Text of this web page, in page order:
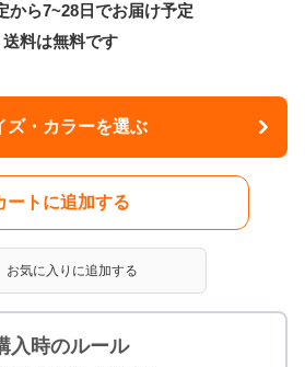
から7~28日でお届け予定
送料は無料です
ズ・カラーを選ぶ
ートに追加する
お気に入りに追加する
入時のルール